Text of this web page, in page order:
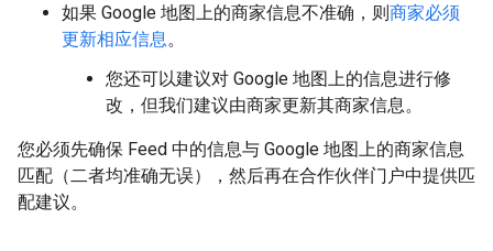
如果 Google 地图上的商家信息不准确，则商家必须
更新相应信息。
您还可以建议对 Google 地图上的信息进行修
改，但我们建议由商家更新其商家信息。
您必须先确保 Feed 中的信息与 Google 地图上的商家信息
匹配（二者均准确无误），然后再在合作伙伴门户中提供匹
配建议。